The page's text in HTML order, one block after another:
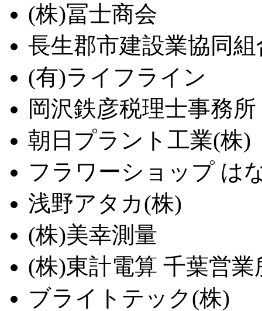
(株)冨士商会
長生郡市建設業協同組
(有)ライフライン
岡沢鉄彦税理士事務所
朝日プラント工業(株)
フラワーショップ は
浅野アタカ(株)
(株)美幸測量
(株)東計電算 千葉営業
ブライトテック(株)